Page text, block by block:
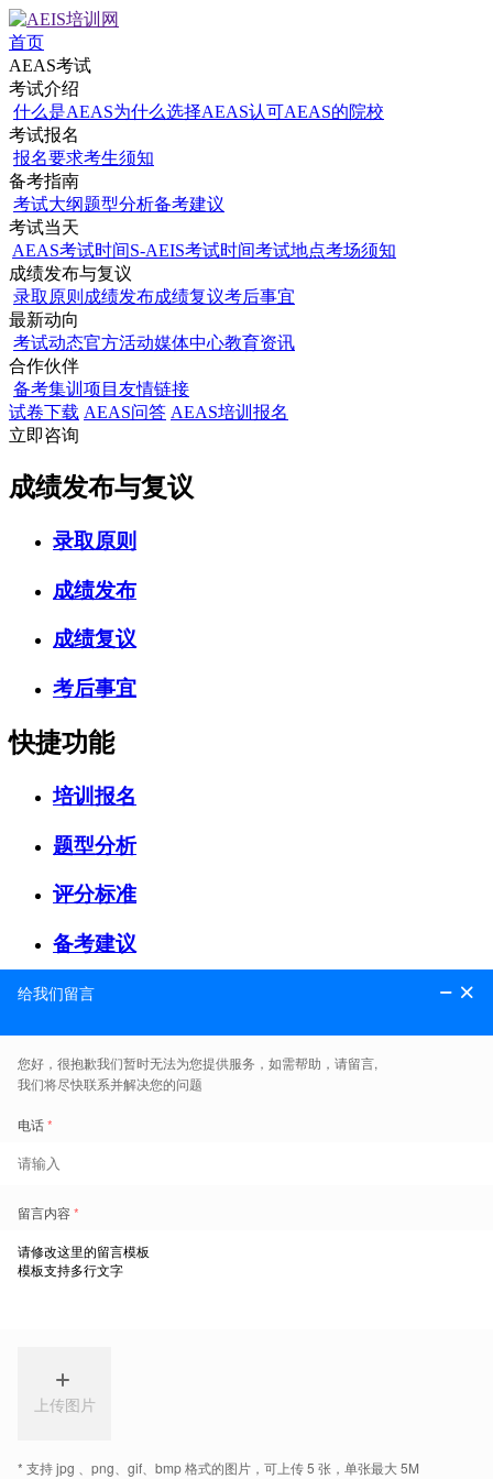
首页
AEAS考试
考试介绍
什么是AEAS为什么选择AEAS认可AEAS的院校
考试报名
报名要求考生须知
备考指南
考试大纲题型分析备考建议
考试当天
AEAS考试时间S-AEIS考试时间考试地点考场须知
成绩发布与复议
录取原则 成绩发布成绩复议考后事宜
最新动向
考试动态官方活动媒体中心教育资讯
合作伙伴
备考集训项目 友情链接
试卷下载 AEAS问答 AEAS培训报名
立即咨询
成绩发布与复议
录取原则
成绩发布
成绩复议
考后事宜
快捷功能
培训报名
题型分析
评分标准
备考建议
在线答疑
微博
成绩复议
考生可以对考试中某一部分的成绩结果申请重判试卷.复议
复议请求需在收到AEAS成绩报告的5个工作日内提出。
币).如果复议结果比原来的成绩高，此复议费用会全额退还给考